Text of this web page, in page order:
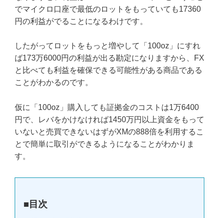
でマイクロ口座で最低のロットをもっていても17360
円の利益がでることになるわけです。
したがってロットをもっと増やして「100oz」にすれ
ば173万6000円の利益が出る勘定になりますから、FX
と比べても利益を確保できる可能性がある商品である
ことがわかるのです。
仮に「100oz」購入しても証拠金のコストは1万6400
円で、レバをかけなければ1450万円以上資金をもって
いないと売買できないはずがXMの888倍を利用するこ
とで簡単に取引ができるようになることがわかりま
す。
■目次